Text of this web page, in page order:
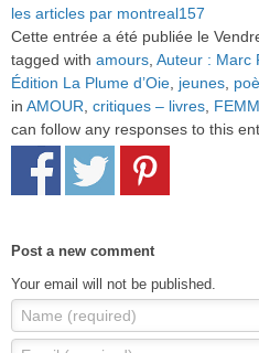
les articles par montreal157
Cette entrée a été publiée le
tagged with amours Auteur : Marc
Édition La Plume d’Oie jeunes
in AMOUR critiques – livres
can follow any responses to this
Post a new comment
Your email will not be published.
Name (required)